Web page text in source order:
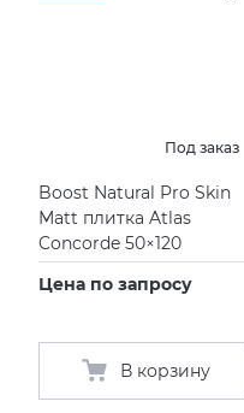
Под заказ
Boost Natural Pro Skin
Matt плитка Atlas
Concorde 50×120
Цена по запросу
В корзину